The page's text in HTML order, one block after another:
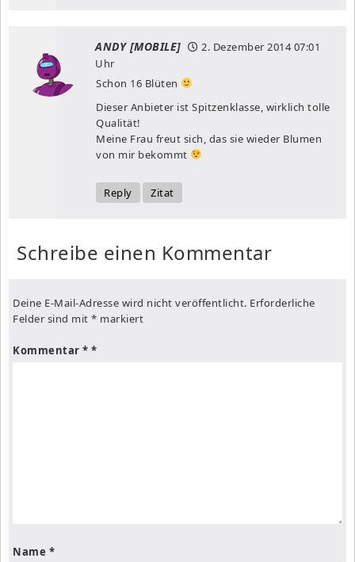
ANDY [MOBILE] 2. Dezember 201407:01
Uhr
Schon 16 Blüten
Dieser Anbieter ist Spitzenklasse, wirklich tolle
Qualität!
Meine Frau freut sich, das sie wieder Blumen
von mir bekommt
Reply Zitat
Schreibe einen Kommentar
Deine E-Mail-Adresse wird nicht veröffentlicht. Erforderliche
Felder sind mit * markiert
Kommentar *
Name *